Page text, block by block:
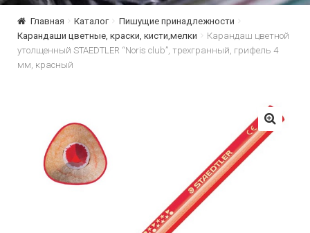
Главная Каталог
Пишущие принадлежности
Карандаши цветные, краски, кисти,мелки
Карандаш цветной
утолщенный STAEDTLER “Noris club”, трехгранный, грифель 4
мм, красный
🔍